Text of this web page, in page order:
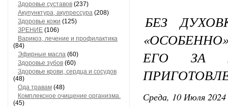
Здоровье суставов (237)
Акупунктура, акупрессура (208)
Здоровье кожи (125)
ЗРЕНИЕ (106)
Варикоз, лечение и профилактика
(84)
Эфирные масла (60)
Здоровье зубов (60)
Здоровье крови, сердца и сосудов
(48)
Ода травам (48)
Комплексное очищение организма.
(45)
БЕЗ
ЕГО ЗА
Среда, 10 Июля